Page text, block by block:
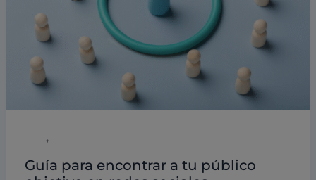
,
Guía para encontrar a tu público